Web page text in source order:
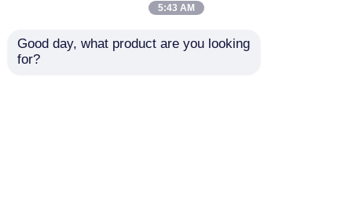
Yüzme gözlüğü için
Sıvı Silikon Kauçuk
5:43 AM
Good day, what product are you looking
for?